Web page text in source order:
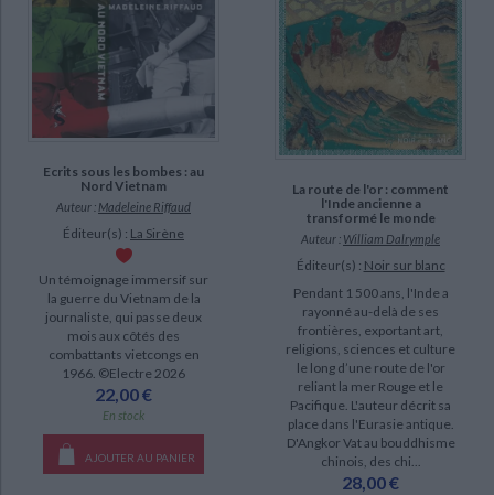
Briand, Pierre-César (5)
Lévi, Sylvain (5)
Rosny, Léon de (5)
SUPPORT
IAD (532)
livre (107)
poche (27)
Bibliographie du Laos (1)
Chroniques royales du Cambodge (1)
Histoire générale de la Chine (1)
Hommages à Pierre Chuvin (1)
Ecrits sous les bombes : au
Nord Vietnam
Auteur : Madeleine Riffaud
Éditeur(s) : La Sirène
Un témoignage immersif sur
la guerre du Vietnam de la
journaliste, qui passe deux
mois aux côtés des
combattants vietcongs en
1966. ©Electre 2026
22,00 €
En stock
AJOUTER AU PANIER
La route de l'or : comment
l'Inde ancienne a
transformé le monde
Auteur : William Dalrymple
Éditeur(s) : Noir sur blanc
Pendant 1 500 ans, l'Inde a
rayonné au-delà de ses
frontières, exportant art,
religions, sciences et culture
le long d’une route de l'or
reliant la mer Rouge et le
Pacifique. L'auteur décrit sa
place dans l'Eurasie antique.
D'Angkor Vat au bouddhisme
chinois, des chi...
28,00 €